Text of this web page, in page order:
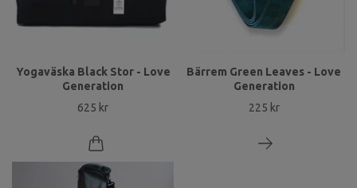
Yogaväska Black Stor - Love
Generation
625 kr
Bärrem Green Leaves - Love
Generation
225 kr